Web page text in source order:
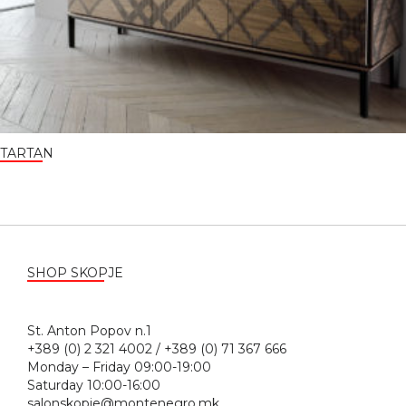
TARTAN
SHOP SKOPJE
St. Anton Popov n.1
+389 (0) 2 321 4002 / +389 (0) 71 367 666
Monday – Friday 09:00-19:00
Saturday 10:00-16:00